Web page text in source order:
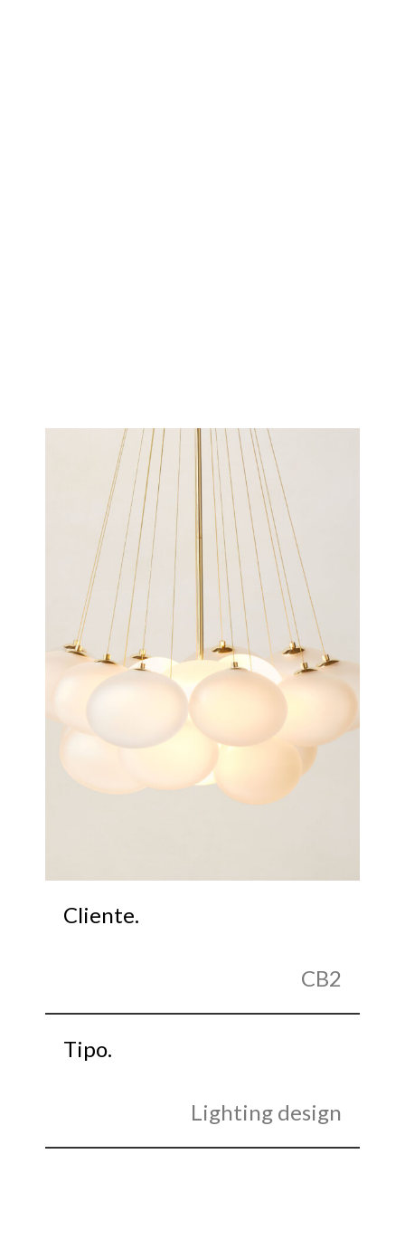
Cliente.
CB2
Tipo.
Lighting design